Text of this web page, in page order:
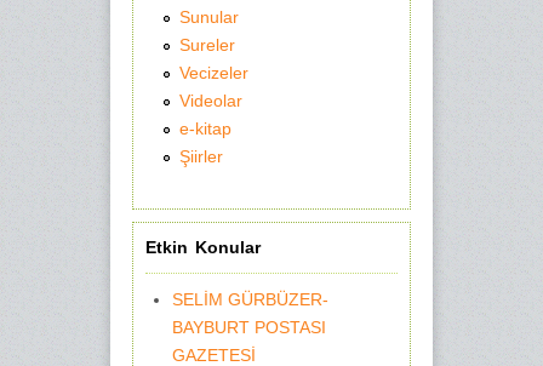
Sunular
Sureler
Vecizeler
Videolar
e-kitap
Şiirler
Etkin Konular
SELİM GÜRBÜZER-
BAYBURT POSTASI
GAZETESİ